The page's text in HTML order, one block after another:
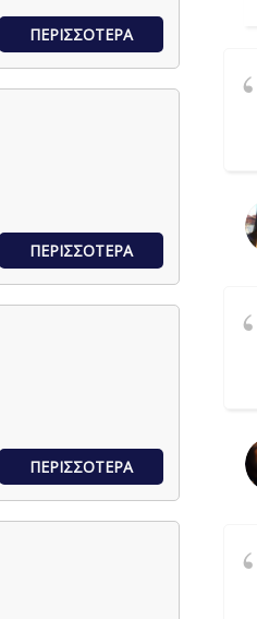
ΠΕΡΙΣΣΟΤΕΡΑ
ΠΕΡΙΣΣΟΤΕΡΑ
ΠΕΡΙΣΣΟΤΕΡΑ